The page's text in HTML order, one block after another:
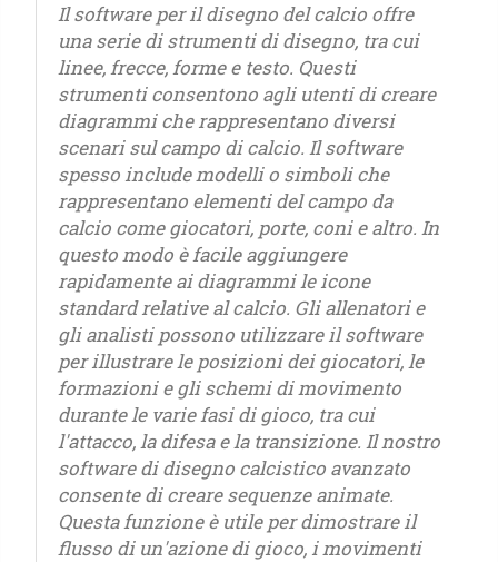
Il software per il disegno del calcio offre
una serie di strumenti di disegno, tra cui
linee, frecce, forme e testo. Questi
strumenti consentono agli utenti di creare
diagrammi che rappresentano diversi
scenari sul campo di calcio. Il software
spesso include modelli o simboli che
rappresentano elementi del campo da
calcio come giocatori, porte, coni e altro. In
questo modo è facile aggiungere
rapidamente ai diagrammi le icone
standard relative al calcio. Gli allenatori e
gli analisti possono utilizzare il software
per illustrare le posizioni dei giocatori, le
formazioni e gli schemi di movimento
durante le varie fasi di gioco, tra cui
l'attacco, la difesa e la transizione. Il nostro
software di disegno calcistico avanzato
consente di creare sequenze animate.
Questa funzione è utile per dimostrare il
flusso di un'azione di gioco, i movimenti